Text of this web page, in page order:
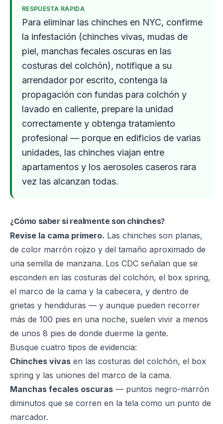
RESPUESTA RÁPIDA
Para eliminar las chinches en NYC, confirme
la infestación (chinches vivas, mudas de
piel, manchas fecales oscuras en las
costuras del colchón), notifique a su
arrendador por escrito, contenga la
propagación con fundas para colchón y
lavado en caliente, prepare la unidad
correctamente y obtenga tratamiento
profesional — porque en edificios de varias
unidades, las chinches viajan entre
apartamentos y los aerosoles caseros rara
vez las alcanzan todas.
¿Cómo saber si realmente son chinches?
Revise la cama primero. Las chinches son planas,
de color marrón rojizo y del tamaño aproximado de
una semilla de manzana. Los CDC señalan que se
esconden en las costuras del colchón, el box spring,
el marco de la cama y la cabecera, y dentro de
grietas y hendiduras — y aunque pueden recorrer
más de 100 pies en una noche, suelen vivir a menos
de unos 8 pies de donde duerme la gente.
Busque cuatro tipos de evidencia:
Chinches vivas en las costuras del colchón, el box
spring y las uniones del marco de la cama.
Manchas fecales oscuras — puntos negro-marrón
diminutos que se corren en la tela como un punto de
marcador.